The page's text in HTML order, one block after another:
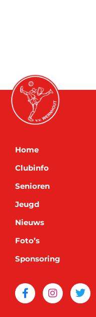
Home
Clubinfo
Senioren
Jeugd
Nieuws
Foto’s
Sponsoring